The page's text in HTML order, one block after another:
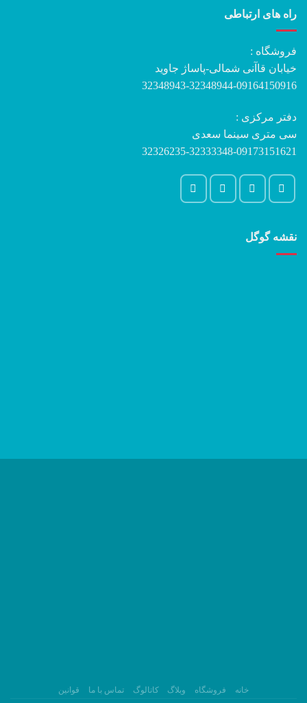
راه های ارتباطی
فروشگاه :
خیابان قاآنی شمالی-پاساژ جاوید
32348943-32348944-09164150916
دفتر مرکزی :
سی متری سینما سعدی
32326235-32333348-09173151621
نقشه گوگل
خانه فروشگاه وبلاگ کاتالوگ تماس با ما قوانین